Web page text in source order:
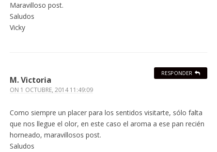
Maravilloso post.
Saludos
Vicky
M. Victoria
ON 1 OCTUBRE, 2014 11:49:09
Como siempre un placer para los sentidos visitarte, sólo falta
que nos llegue el olor, en este caso el aroma a ese pan recién
horneado, maravillosos post.
Saludos
RESPONDER